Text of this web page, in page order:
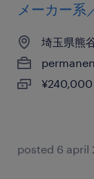
メーカー系
埼玉県熊
posted 6 april